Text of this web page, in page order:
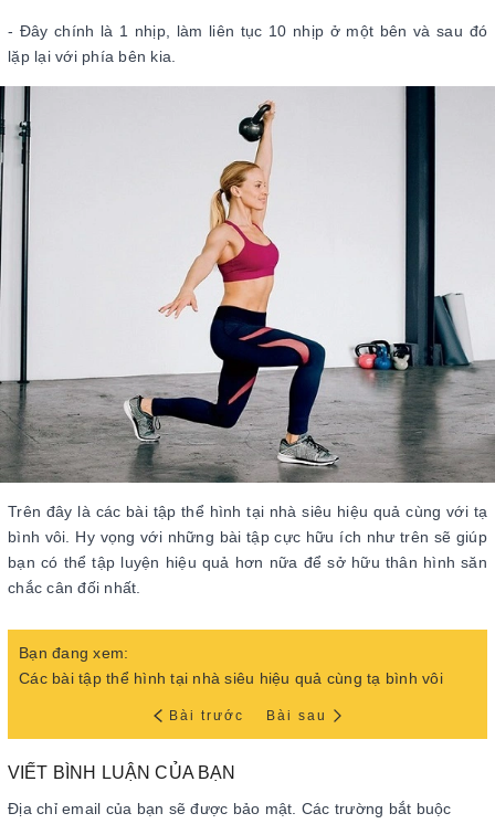
- Đây chính là 1 nhịp, làm liên tục 10 nhịp ở một bên và sau đó
lặp lại với phía bên kia.
Trên đây là các bài tập thể hình tại nhà siêu hiệu quả cùng với tạ
bình vôi. Hy vọng với những bài tập cực hữu ích như trên sẽ giúp
bạn có thể tập luyện hiệu quả hơn nữa để sở hữu thân hình săn
chắc cân đối nhất.
Bạn đang xem:
Các bài tập thể hình tại nhà siêu hiệu quả cùng tạ bình vôi
Bài trước Bài sau
VIẾT BÌNH LUẬN CỦA BẠN
Địa chỉ email của bạn sẽ được bảo mật. Các trường bắt buộc